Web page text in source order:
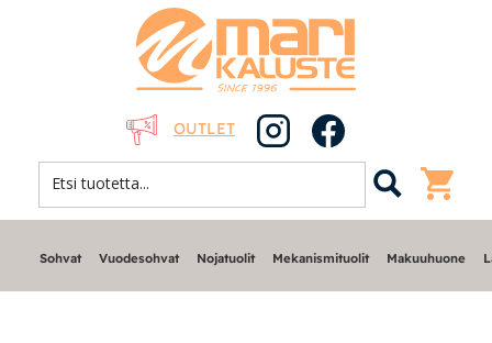
OUTLET
Sohvat Vuodesohvat Nojatuolit Mekanismituolit Makuuhuone